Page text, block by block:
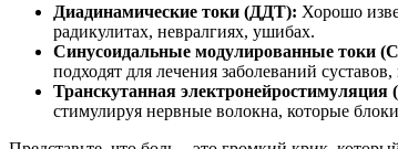
Диадинамические токи (ДДТ): Хорошо
радикулитах, невралгиях, ушибах.
Синусоидальные модулированные токи
подходят для лечения заболеваний
Транскутанная
стимулируя нервные волокна, которые